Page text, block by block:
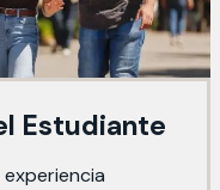
Estudiante